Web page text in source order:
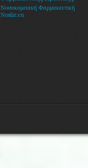
Νοσοκομειακή Φαρμακευτική
Nosfar.eu